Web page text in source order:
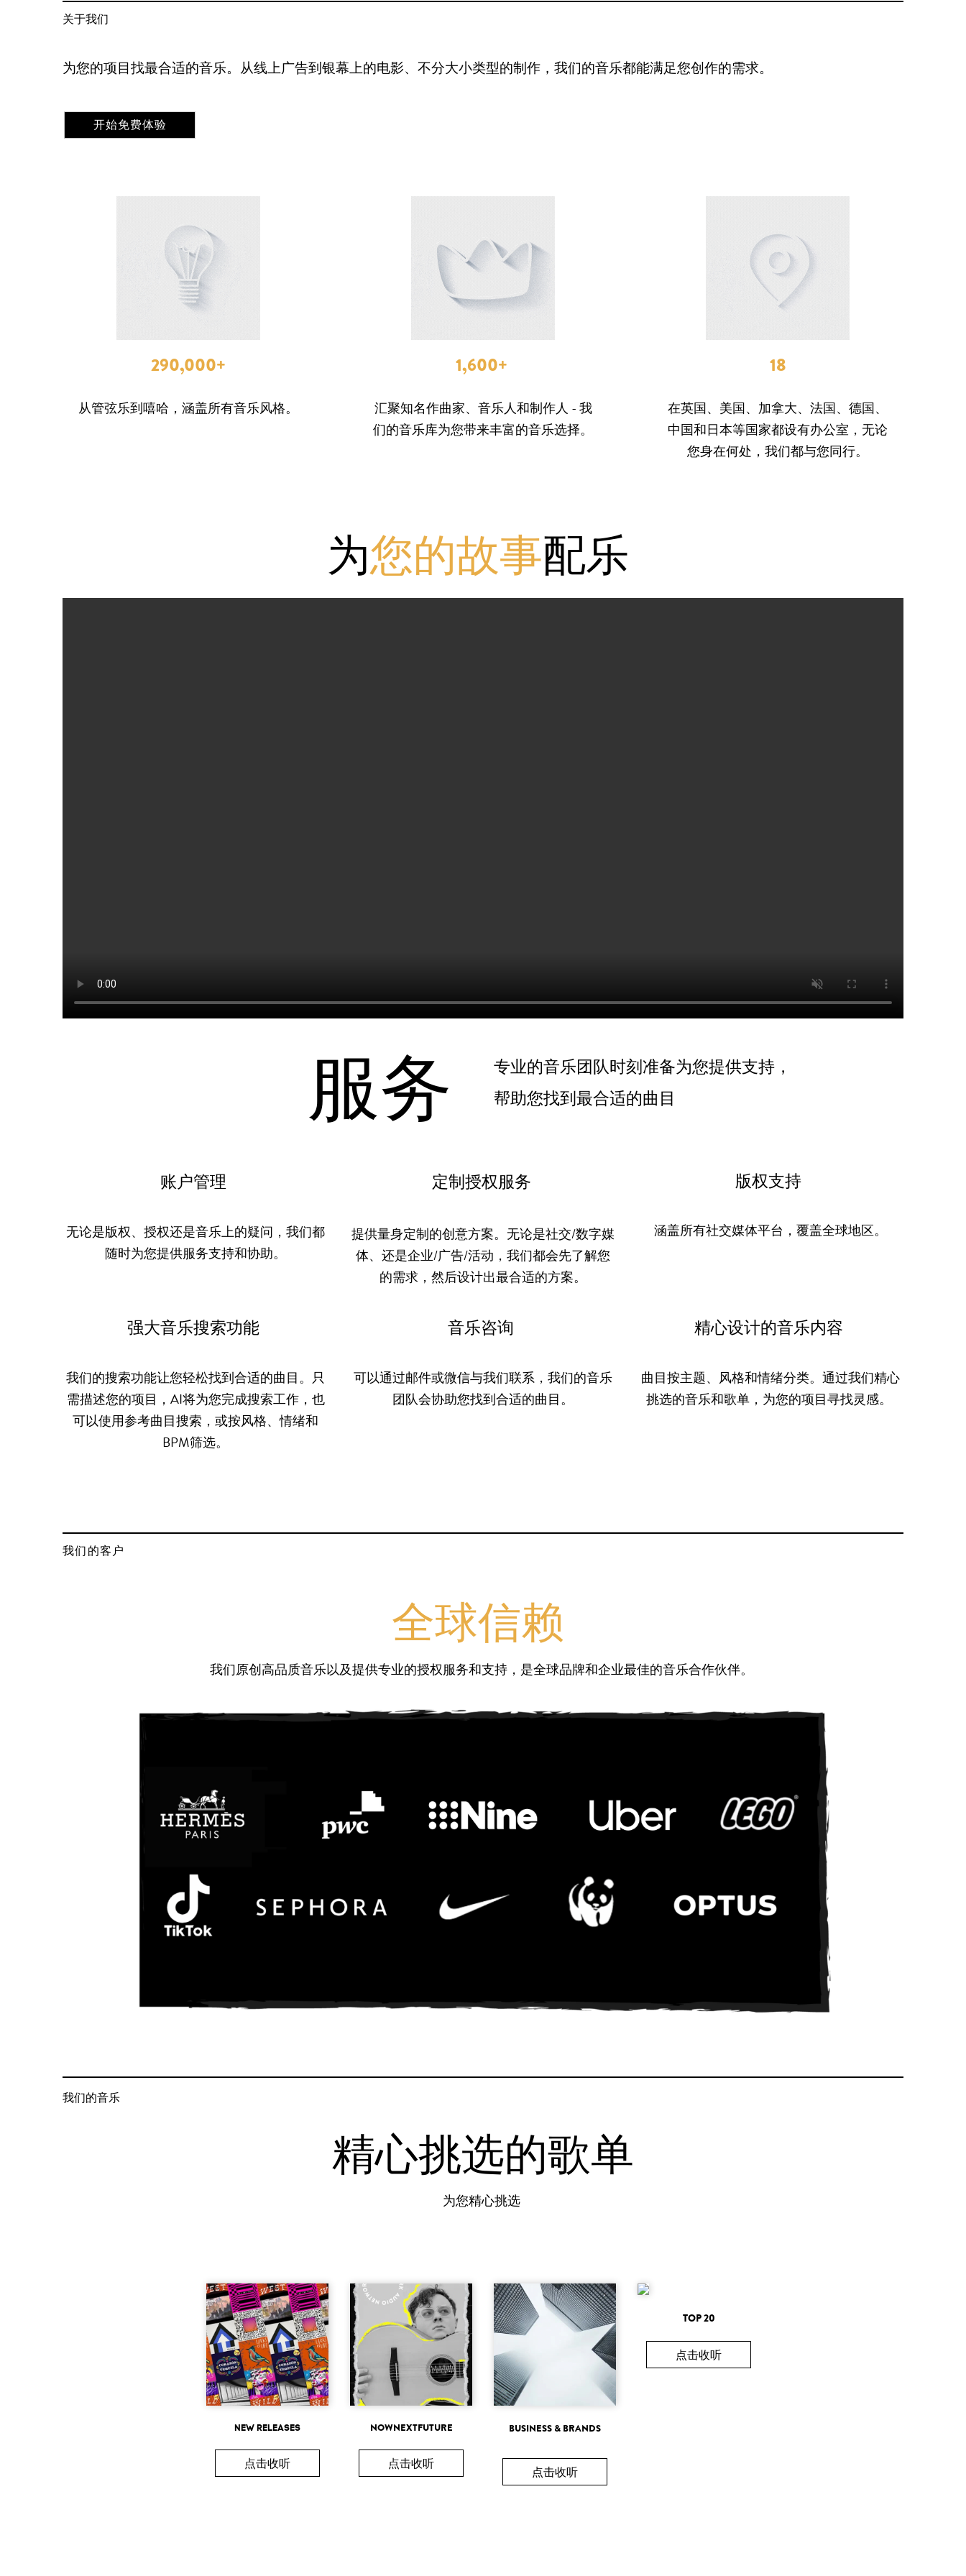
关于我们
为您的项目找最合适的音乐。从线上广告到银幕上的电影、不分大小类型的制作，我们的音乐都能满足您创作的需求。
开始免费体验
290,000+
从管弦乐到嘻哈，涵盖所有音乐风格。
1,600+
汇聚知名作曲家、音乐人和制作人 - 我
们的音乐库为您带来丰富的音乐选择。
18
在英国、美国、加拿大、法国、德国、
中国和日本等国家都设有办公室，无论
您身在何处，我们都与您同行。
为您的故事配乐
服务
专业的音乐团队时刻准备为您提供支持，
帮助您找到最合适的曲目
账户管理
无论是版权、授权还是音乐上的疑问，我们都
随时为您提供服务支持和协助。
定制授权服务
提供量身定制的创意方案。无论是社交/数字媒
体、还是企业/广告/活动，我们都会先了解您
的需求，然后设计出最合适的方案。
版权支持
涵盖所有社交媒体平台，覆盖全球地区。
强大音乐搜索功能
我们的搜索功能让您轻松找到合适的曲目。只
需描述您的项目，AI将为您完成搜索工作，也
可以使用参考曲目搜索，或按风格、情绪和
BPM筛选。
音乐咨询
可以通过邮件或微信与我们联系，我们的音乐
团队会协助您找到合适的曲目。
精心设计的音乐内容
曲目按主题、风格和情绪分类。通过我们精心
挑选的音乐和歌单，为您的项目寻找灵感。
我们的客户
全球信赖
我们原创高品质音乐以及提供专业的授权服务和支持，是全球品牌和企业最佳的音乐合作伙伴。
我们的音乐
精心挑选的歌单
为您精心挑选
NEW RELEASES
点击收听
NOWNEXTFUTURE
点击收听
BUSINESS & BRANDS
点击收听
TOP 20
点击收听